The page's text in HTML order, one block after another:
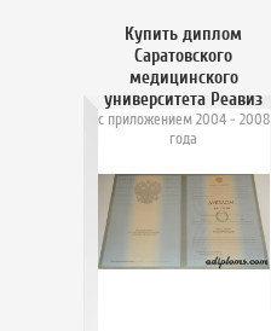
Купить диплом
Саратовского
медицинского
университета Реавиз
с приложением 2004 - 2008
года